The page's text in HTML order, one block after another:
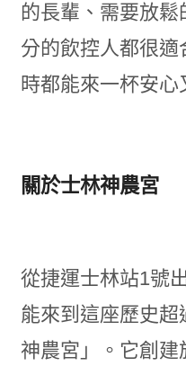
的長輩、需要放
分的飲控人都很
時都能來一杯安心
關於士林神農宮
從捷運士林站1號
能來到這座歷史
神農宮」。它創